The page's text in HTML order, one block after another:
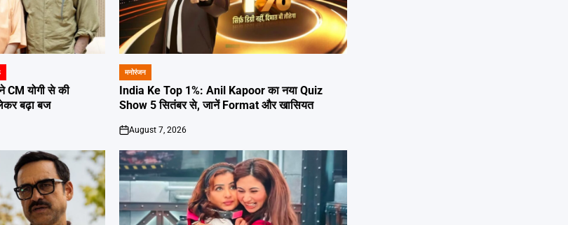
योगी से की
बढ़ा बज
POSTED
IN
मनोरंजन
India Ke Top 1%: Anil Kapoor का नया Quiz
Show 5 सितंबर से, जानें Format और खासियत
on
August 7, 2026